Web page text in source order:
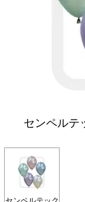
センペルテ